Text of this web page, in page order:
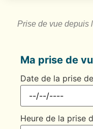
Prise de vue depuis
Ma prise de
Date de la prise
Heure de la prise